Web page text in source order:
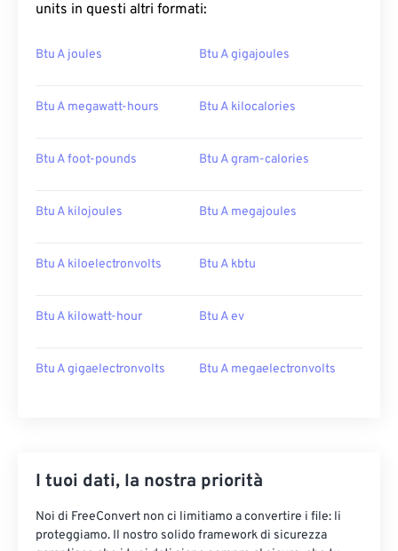
units in questi altri formati:
Btu A joules Btu A gigajoules
Btu A megawatt-hours Btu A kilocalories
Btu A foot-pounds Btu A gram-calories
Btu A kilojoules Btu A megajoules
Btu A kiloelectronvolts Btu A kbtu
Btu A kilowatt-hour Btu A ev
Btu A gigaelectronvolts Btu A megaelectronvolts
I tuoi dati, la nostra priorità
Noi di FreeConvert non ci limitiamo a convertire i file: li
proteggiamo. Il nostro solido framework di sicurezza